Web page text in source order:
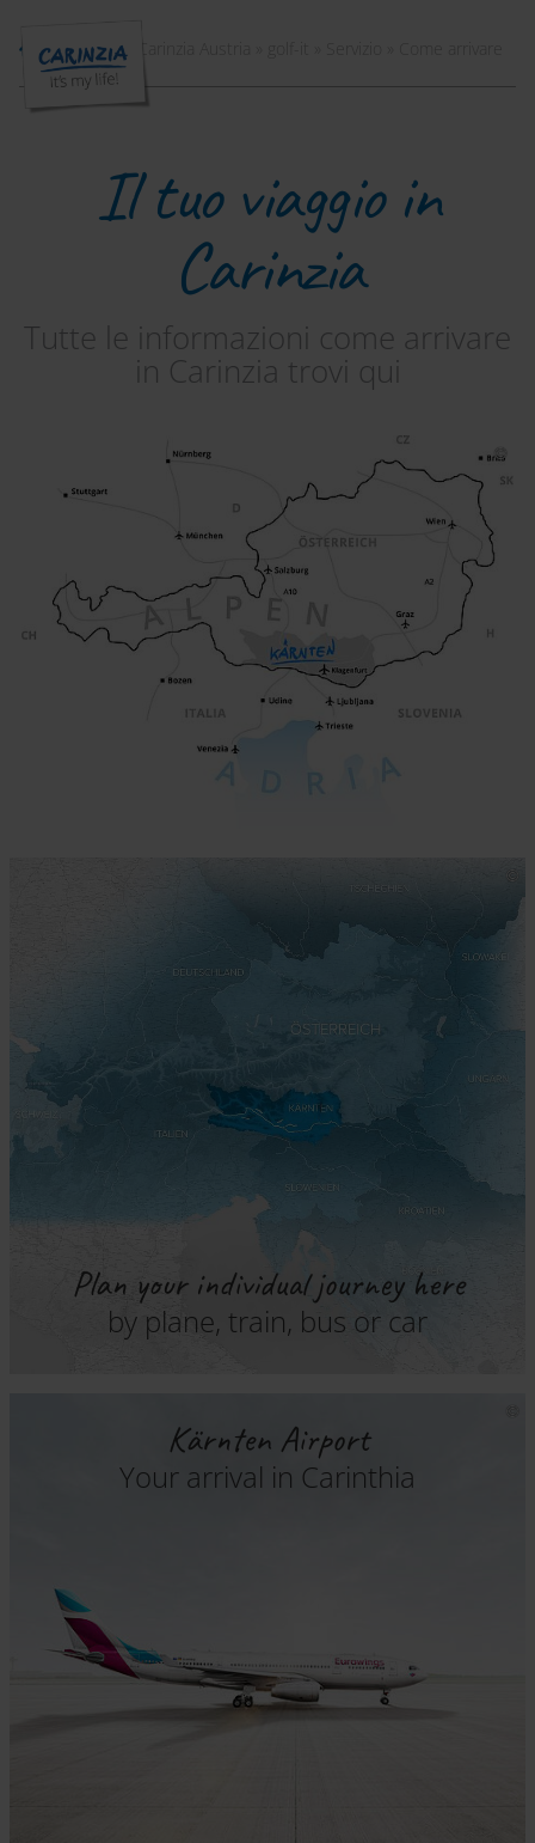
Vacanze in Carinzia Austria
Il tuo viaggio in
Carinzia
Tutte le informazioni come arrivare
in Carinzia trovi qui
Plan your individual journey here
by plane, train, bus or car
Kärnten Airport
Your arrival in Carinthia